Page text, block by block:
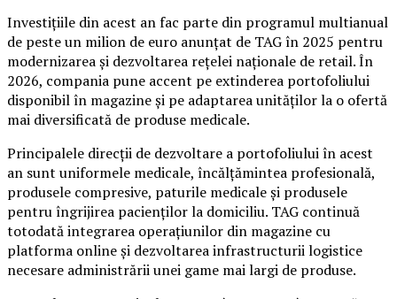
Investițiile din acest an fac parte din programul multianual
de peste un milion de euro anunțat de TAG în 2025 pentru
modernizarea și dezvoltarea rețelei naționale de retail. În
2026, compania pune accent pe extinderea portofoliului
disponibil în magazine și pe adaptarea unităților la o ofertă
mai diversificată de produse medicale.
Principalele direcții de dezvoltare a portofoliului în acest
an sunt uniformele medicale, încălțămintea profesională,
produsele compresive, paturile medicale și produsele
pentru îngrijirea pacienților la domiciliu. TAG continuă
totodată integrarea operațiunilor din magazine cu
platforma online și dezvoltarea infrastructurii logistice
necesare administrării unei game mai largi de produse.